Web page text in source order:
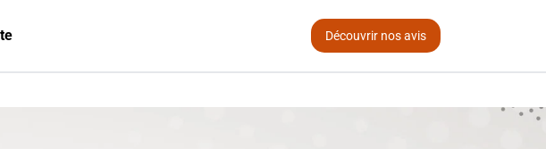
Découvrir nos avis